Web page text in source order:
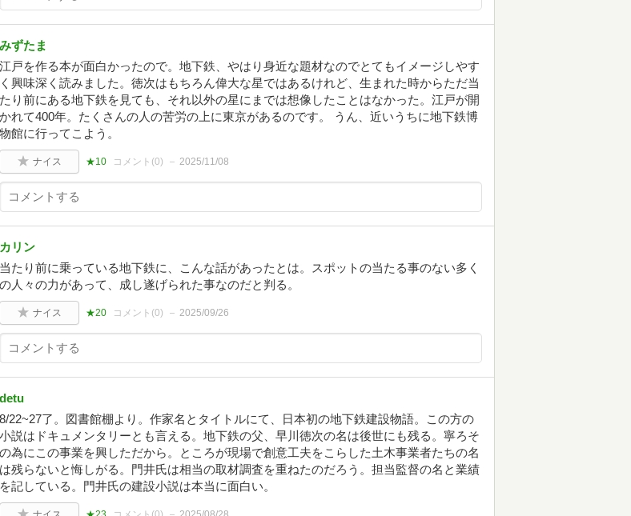
みずたま
江戸を作る本が面白かったので。地下鉄、やはり身近な題材なのでとてもイメージしやす
く興味深く読みました。徳次はもちろん偉大な星ではあるけれど、生まれた時からただ当
たり前にある地下鉄を見ても、それ以外の星にまでは想像したことはなかった。江戸が開
かれて400年。たくさんの人の苦労の上に東京があるのです。 うん、近いうちに地下鉄博
物館に行ってこよう。
ナイス ★10 コメント(0) 2025/11/08
カリン
当たり前に乗っている地下鉄に、こんな話があったとは。スポットの当たる事のない多く
の人々の力があって、成し遂げられた事なのだと判る。
ナイス ★20 コメント(0) 2025/09/26
detu
8/22~27了。図書館棚より。作家名とタイトルにて、日本初の地下鉄建設物語。この方の
小説はドキュメンタリーとも言える。地下鉄の父、早川徳次の名は後世にも残る。寧ろそ
の為にこの事業を興しただから。ところが現場で創意工夫をこらした土木事業者たちの名
は残らないと悔しがる。門井氏は相当の取材調査を重ねたのだろう。担当監督の名と業績
を記している。門井氏の建設小説は本当に面白い。